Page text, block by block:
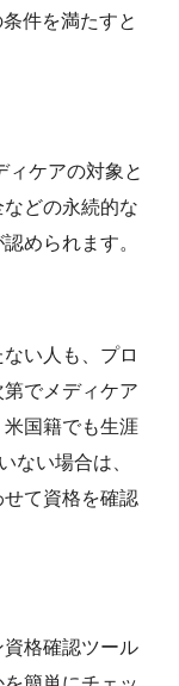
件を満たすと
ケアの対象と
どの永続的な
められます。
い人も、プロ
でメディケア
国籍でも生涯
ない場合は、
て資格を確認
格確認ツール